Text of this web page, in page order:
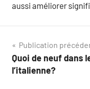
aussi améliorer
Navigation
de
Publication
Quoi de neuf dans
l’italienne?